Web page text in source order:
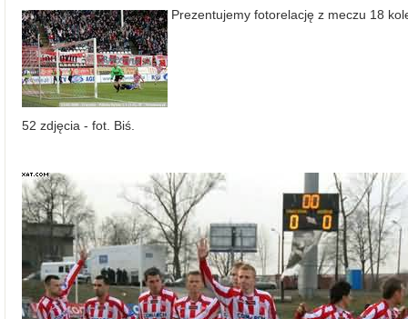
Prezentujemy fotorelację z meczu 18
52 zdjęcia - fot. Biś.